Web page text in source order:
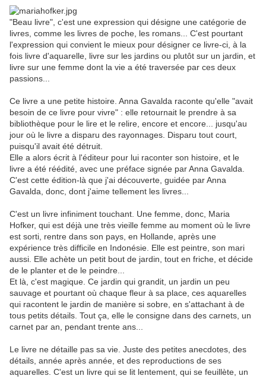
"Beau livre", c'est une expression qui désigne une catégorie de
livres, comme les livres de poche, les romans... C'est pourtant
l'expression qui convient le mieux pour désigner ce livre-ci, à la
fois livre d'aquarelle, livre sur les jardins ou plutôt sur un jardin, et
livre sur une femme dont la vie a été traversée par ces deux
passions...
Ce livre a une petite histoire. Anna Gavalda raconte qu'elle "avait
besoin de ce livre pour vivre" : elle retournait le prendre à sa
bibliothèque pour le lire et le relire, encore et encore... jusqu'au
jour où le livre a disparu des rayonnages. Disparu tout court,
puisqu'il avait été détruit.
Elle a alors écrit à l'éditeur pour lui raconter son histoire, et le
livre a été réédité, avec une préface signée par Anna Gavalda.
C'est cette édition-là que j'ai découverte, guidée par Anna
Gavalda, donc, dont j'aime tellement les livres...
C'est un livre infiniment touchant. Une femme, donc, Maria
Hofker, qui est déjà une très vieille femme au moment où le livre
est sorti, rentre dans son pays, en Hollande, après une
expérience très difficile en Indonésie. Elle est peintre, son mari
aussi. Elle achète un petit bout de jardin, tout en friche, et décide
de le planter et de le peindre...
Et là, c'est magique. Ce jardin qui grandit, un jardin un peu
sauvage et pourtant où chaque fleur à sa place, ces aquarelles
qui racontent le jardin de manière si sobre, en s'attachant à de
tous petits détails. Tout ça, elle le consigne dans des carnets, un
carnet par an, pendant trente ans...
Le livre ne détaille pas sa vie. Juste des petites anecdotes, des
détails, année après année, et des reproductions de ses
aquarelles. C'est un livre qui se lit lentement, qui se feuillète, un